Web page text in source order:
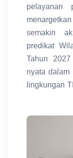
pelayanan
semakin
predikat
Tahun
nyata dalam
lingkungan